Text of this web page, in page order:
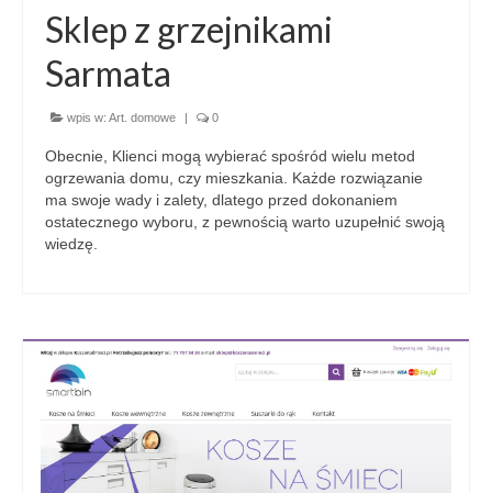
Sklep z grzejnikami
Sarmata
wpis w: Art. domowe | 0
Obecnie, Klienci mogą wybierać spośród wielu metod
ogrzewania domu, czy mieszkania. Każde rozwiązanie
ma swoje wady i zalety, dlatego przed dokonaniem
ostatecznego wyboru, z pewnością warto uzupełnić swoją
wiedzę.